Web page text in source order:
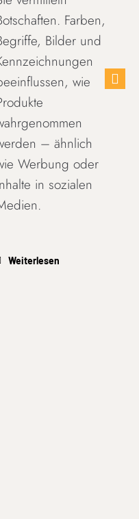
Farben,
Bilder und
wie
– ähnlich
Werbung oder
in sozialen
Weiterlesen